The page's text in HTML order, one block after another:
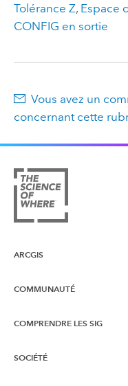
Tolérance Z, Espace
CONFIG en sortie
Vous avez un
concernant cette
ARCGIS
Vue d’ensemble d’ArcGIS
COMMUNAUTÉ
Esri Community
COMPRENDRE LES SIG
Qu’est-ce qu’un SIG ?
SOCIÉTÉ